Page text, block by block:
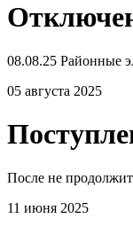
08.08.25 Районные
05 августа 2025
После не
11 июня 2025